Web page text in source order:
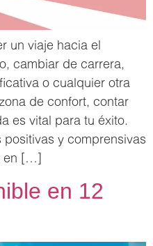
un viaje hacia el
cambiar de carrera,
o cualquier otra
de confort, contar
es vital para tu éxito.
y comprensivas
en […]
en 12